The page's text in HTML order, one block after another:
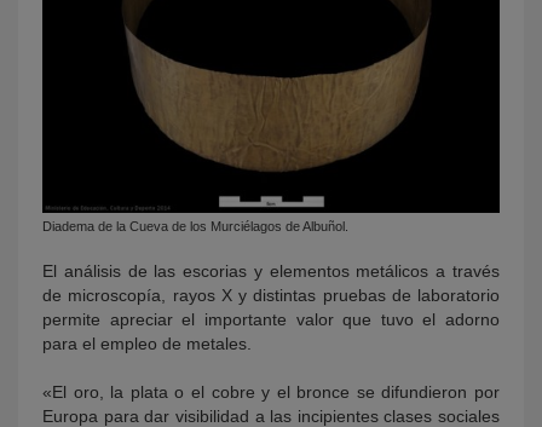
Diadema de la Cueva de los Murciélagos de Albuñol.
El análisis de las escorias y elementos metálicos a través
de microscopía, rayos X y distintas pruebas de laboratorio
permite apreciar el importante valor que tuvo el adorno
para el empleo de metales.
«El oro, la plata o el cobre y el bronce se difundieron por
Europa para dar visibilidad a las incipientes clases sociales